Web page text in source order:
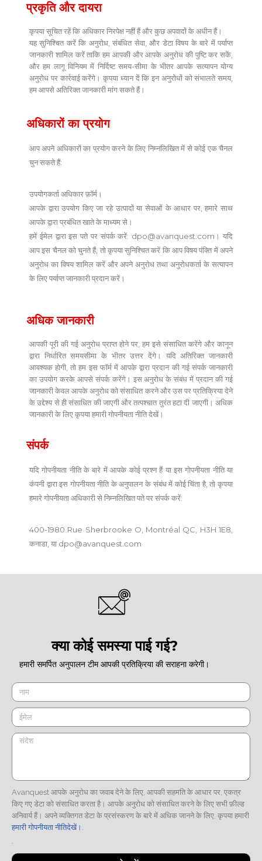
प्रकृति और दायरा
कृपया सूचित रहें कि अधिकार निरपेक्ष नहीं हैं और कुछ अपवादों के अधीन हैं।
यह सुनिश्चित करें कि अनुरोध, संबंधित सेवा, और डेटा विषय के बारे में पर्याप्त
जानकारी शामिल करें ताकि हम आपकी और आपके अनुरोध की पुष्टि कर सकें,
और हम लागू विनियम में निर्दिष्ट समय-सीमा के भीतर आपके सत्यापन योग्य
अनुरोध पर कार्रवाई करेंगे। कृपया ध्यान दें कि इन अनुरोधों को संभालते समय,
हम आपसे अतिरिक्त जानकारी मांग सकते हैं।
अधिकारों का प्रयोग
आप अपने अधिकारों का प्रयोग करने के लिए निम्नलिखित में से कोई एक चैनल
चुन सकते हैं:
उपयोगकर्ता अधिकार फ़ॉर्म।
आपके द्वारा उपयोग किए जा रहे उत्पादों या सेवाओं के आधार पर, हमारे साथ
आपके द्वारा प्रबंधित खाते के माध्यम से।
हमें ईमेल द्वारा इस पते पर संपर्क करें: dpo@avanquest.com । यदि
आप इस चैनल को चुनते हैं, तो कृपया सुनिश्चित करें कि आप विषय पंक्ति में अपने
अनुरोध का विषय शामिल करें और अपने अनुरोध तथा अनुरोधकर्ता के सत्यापन
के लिए पर्याप्त जानकारी प्रदान करें।
अधिक जानकारी
आपकी पूरी की गई अनुरोध प्राप्त होने पर, हम इसे संसाधित करेंगे और कानून
द्वारा निर्धारित समयसीमा के भीतर उत्तर देंगे। यदि अतिरिक्त जानकारी
आवश्यक होगी, तो हम इस फॉर्म में आपके द्वारा प्रदान की गई संपर्क जानकारी
का उपयोग करके आपसे संपर्क करेंगे। इस अनुरोध के संबंध में प्रदान की गई
जानकारी केवल आपके अनुरोध को संसाधित करने और उस पर प्रतिक्रिया देने
के उद्देश्य से ही संसाधित की जाएगी और तत्पश्चात तुरंत हटा दी जाएगी। अधिक
जानकारी के लिए कृपया हमारी गोपनीयता नीति देखें।
संपर्क
यदि गोपनीयता नीति के बारे में आपके कोई प्रश्न हैं या इस गोपनीयता नीति या
कंपनी द्वारा इस गोपनीयता नीति के अनुपालन के संबंध में कोई चिंता है, तो कृपया
हमारे गोपनीयता अधिकारी से निम्नलिखित पते पर संपर्क करें:
400-1980 Rue Sherbrooke O, Montréal QC, H3H 1E8,
कनाडा, या dpo@avanquest.com
क्या कोई समस्या पाई गई?
हमारी समर्पित अनुपालन टीम आपकी प्रतिक्रिया की सराहना करेगी।
Avanquest आपके अनुरोध का जवाब देने के लिए, आपकी सहमति के आधार पर, एकत्र
किए गए डेटा को संसाधित करता है। आपके अनुरोध को संसाधित करने के लिए सभी फ़ील्ड
अनिवार्य हैं। अपने व्यक्तिगत डेटा के प्रसंस्करण के बारे में अधिक जानने के लिए, कृपया हमारी
हमारी गोपनीयता नीतिदेखें। .
.